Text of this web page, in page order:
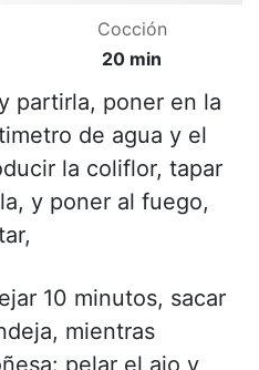
Cocción
20 min
partirla, poner en la
de agua y el
la coliflor, tapar
y poner al fuego,
10 minutos, sacar
mientras